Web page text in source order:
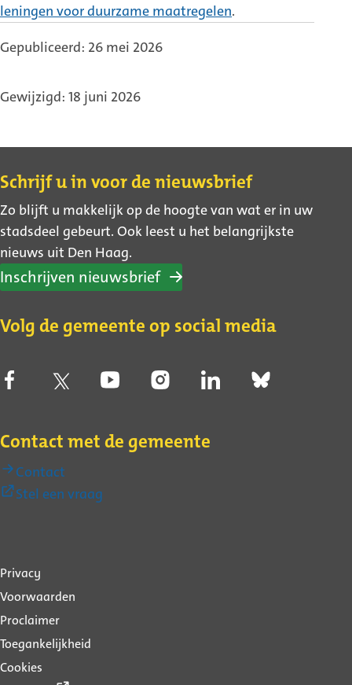
leningen voor duurzame maatregelen.
Gepubliceerd: 26 mei 2026
Gewijzigd: 18 juni 2026
Contact
Schrijf u in voor de nieuwsbrief
Zo blijft u makkelijk op de hoogte van wat er in uw
stadsdeel gebeurt. Ook leest u het belangrijkste
nieuws uit Den Haag.
Inschrijven nieuwsbrief
Volg de gemeente op social media
Contact met de gemeente
Contact
Stel een vraag
Over
deze
website
Privacy
Voorwaarden
Proclaimer
Toegankelijkheid
Cookies